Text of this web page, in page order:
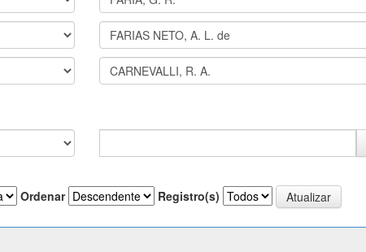
Ordenar Registro(s)